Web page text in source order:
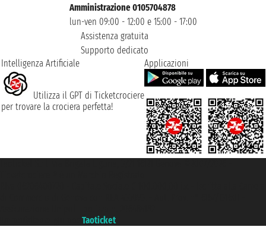
Amministrazione 0105704878
lun-ven 09:00 - 12:00 e 15:00 - 17:00
Assistenza gratuita
Supporto dedicato
Intelligenza Artificiale
Utilizza il GPT di Ticketcrociere
per trovare la crociera perfetta!
Applicazioni
Taoticket